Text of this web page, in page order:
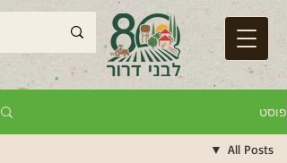
פוסט
All Posts